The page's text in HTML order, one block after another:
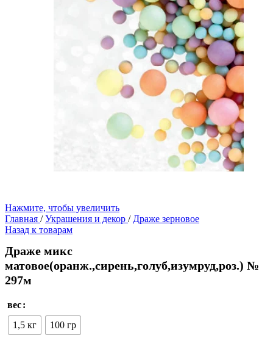
Нажмите, чтобы увеличить
Главная / Украшения и декор / Драже зерновое
Назад к товарам
Драже микс
матовое(оранж.,сирень,голуб,изумруд,роз.) №
297м
вес
1,5 кг
100 гр